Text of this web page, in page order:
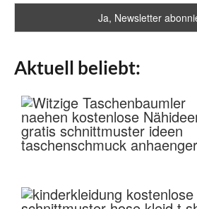
Aktuell beliebt: